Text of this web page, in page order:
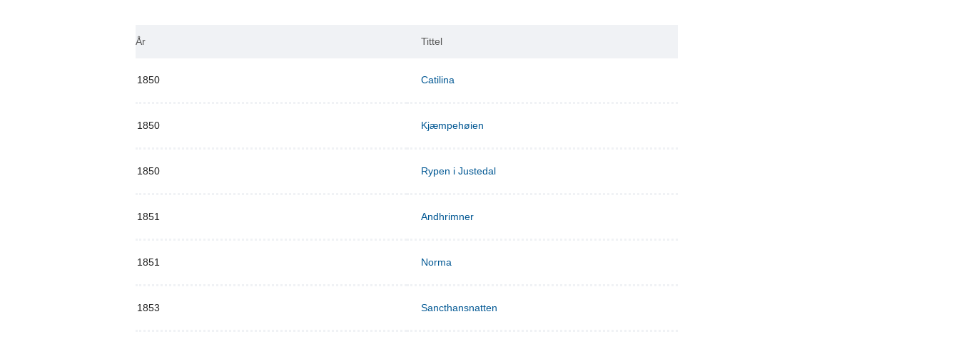
År Tittel
1850 Catilina
1850 Kjæmpehøien
1850 Rypen i Justedal
1851 Andhrimner
1851 Norma
1853 Sancthansnatten